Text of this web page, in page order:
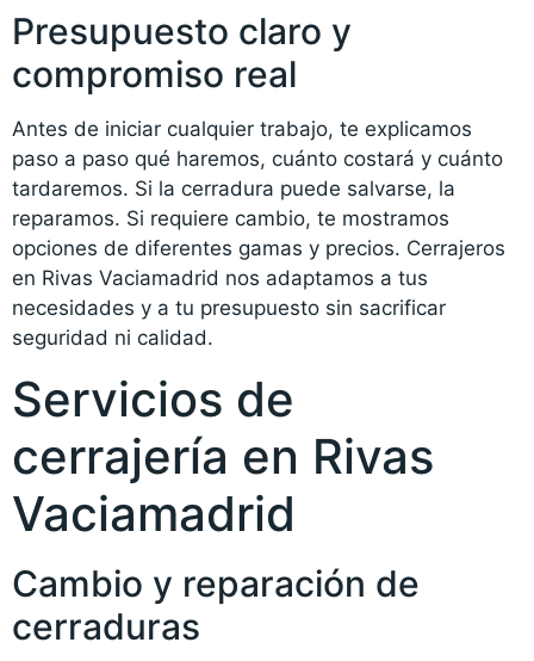
Presupuesto claro y
compromiso real
Antes de iniciar cualquier trabajo, te explicamos
paso a paso qué haremos, cuánto costará y cuánto
tardaremos. Si la cerradura puede salvarse, la
reparamos. Si requiere cambio, te mostramos
opciones de diferentes gamas y precios. Cerrajeros
en Rivas Vaciamadrid nos adaptamos a tus
necesidades y a tu presupuesto sin sacrificar
seguridad ni calidad.
Servicios de
cerrajería en Rivas
Vaciamadrid
Cambio y reparación de
cerraduras